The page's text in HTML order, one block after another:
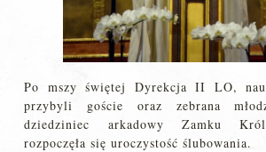
Po mszy świętej Dyrekcja II LO,
przybyli goście oraz zebrana
dziedziniec arkadowy Zamku
rozpoczęła się uroczystość ślubowania.